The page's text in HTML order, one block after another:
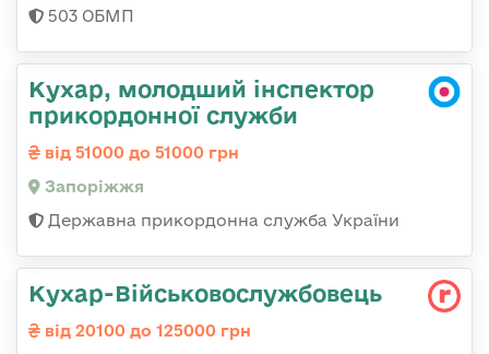
503 ОБМП
Кухар, молодший інспектор
прикордонної служби
від 51000 до 51000 грн
Запоріжжя
Державна прикордонна служба України
Кухар-Військовослужбовець
від 20100 до 125000 грн